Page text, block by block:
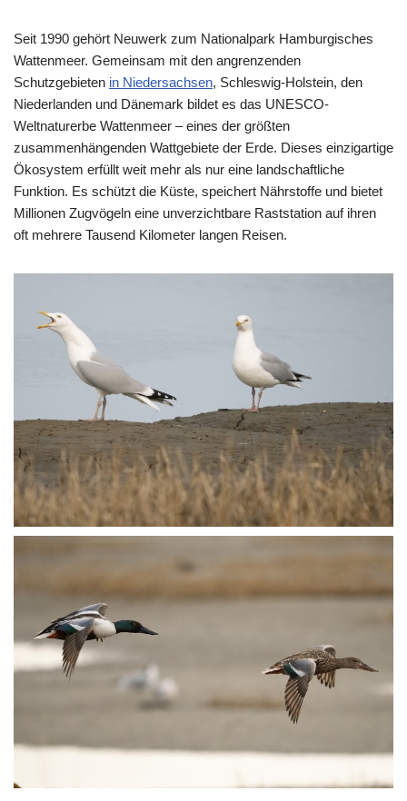
Seit 1990 gehört Neuwerk zum Nationalpark Hamburgisches
Wattenmeer. Gemeinsam mit den angrenzenden
Schutzgebieten in Niedersachsen, Schleswig-Holstein, den
Niederlanden und Dänemark bildet es das UNESCO-
Weltnaturerbe Wattenmeer – eines der größten
zusammenhängenden Wattgebiete der Erde. Dieses einzigartige
Ökosystem erfüllt weit mehr als nur eine landschaftliche
Funktion. Es schützt die Küste, speichert Nährstoffe und bietet
Millionen Zugvögeln eine unverzichtbare Raststation auf ihren
oft mehrere Tausend Kilometer langen Reisen.